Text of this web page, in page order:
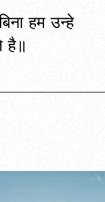
हम उन्हे
है॥